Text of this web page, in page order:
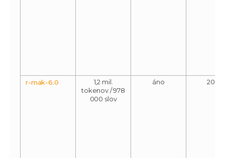
r-mak-6.0
1,2 mil.
tokenov / 978
000 slov
áno 2017